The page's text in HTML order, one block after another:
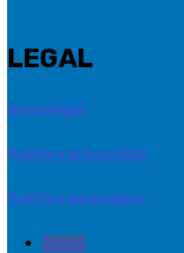
LEGAL
Aviso legal
Política privacidad
Política de cookies
Seguir